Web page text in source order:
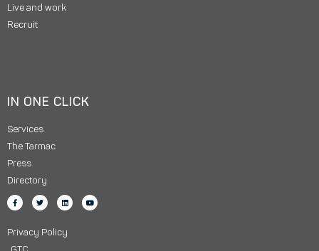
Live and work
Recruit
IN ONE CLICK
Services
The Tarmac
Press
Directory
Privacy Policy